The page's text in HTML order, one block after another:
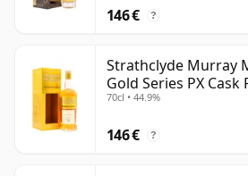
146 € ?
Strathclyde Murray
Gold Series PX Cask
70cl • 44.9%
146 € ?